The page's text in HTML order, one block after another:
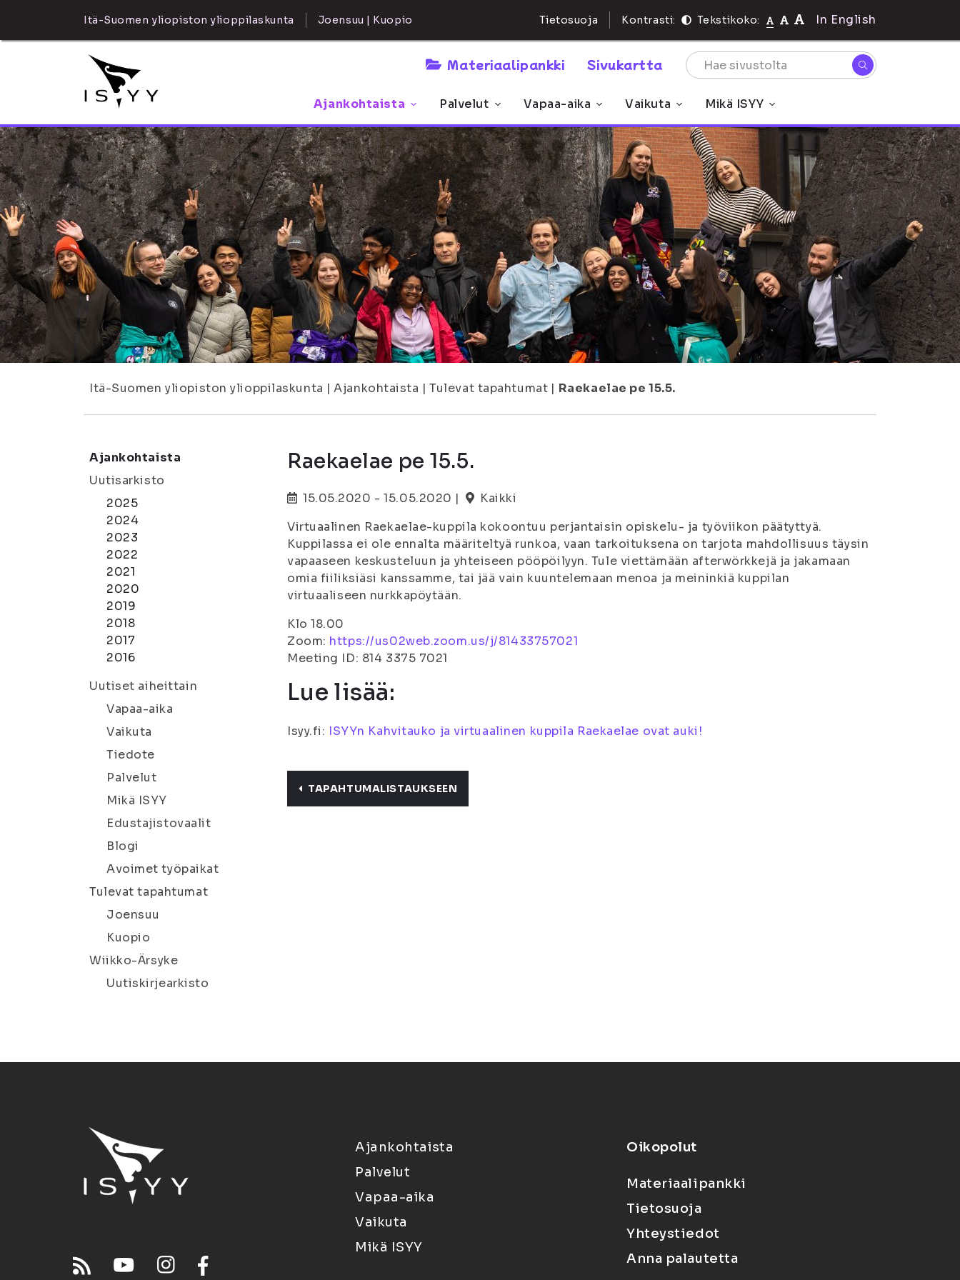
Itä-Suomen yliopiston ylioppilaskunta Joensuu | Kuopio Tietosuoja Kontrasti: Tekstikoko: In English
Materiaalipankki Sivukartta
Ajankohtaista Palvelut Vapaa-aika Vaikuta Mikä ISYY
Itä-Suomen yliopiston ylioppilaskunta | Ajankohtaista | Tulevat tapahtumat | Raekaelae pe 15.5.
Ajankohtaista
Uutisarkisto
2025
2024
2023
2022
2021
2020
2019
2018
2017
2016
Uutiset aiheittain
Vapaa-aika
Vaikuta
Tiedote
Palvelut
Mikä ISYY
Edustajistovaalit
Blogi
Avoimet työpaikat
Tulevat tapahtumat
Joensuu
Kuopio
Wiikko-Ärsyke
Uutiskirjearkisto
Raekaelae pe 15.5.
15.05.2020 - 15.05.2020 |
Kaikki
Virtuaalinen Raekaelae-kuppila kokoontuu perjantaisin opiskelu- ja työviikon päätyttyä.
Kuppilassa ei ole ennalta määriteltyä runkoa, vaan tarkoituksena on tarjota mahdollisuus täysin
vapaaseen keskusteluun ja yhteiseen pööpöilyyn. Tule viettämään afterwörkkejä ja jakamaan
omia fiiliksiäsi kanssamme, tai jää vain kuuntelemaan menoa ja meininkiä kuppilan
virtuaaliseen nurkkapöytään.
Klo 18.00
Zoom: https://us02web.zoom.us/j/81433757021
Meeting ID: 814 3375 7021
Lue lisää:
Isyy.fi: ISYYn Kahvitauko ja virtuaalinen kuppila Raekaelae ovat auki!
TAPAHTUMALISTAUKSEEN
Ajankohtaista
Palvelut
Vapaa-aika
Vaikuta
Mikä ISYY
Oikopolut
Materiaalipankki
Tietosuoja
Yhteystiedot
Anna palautetta